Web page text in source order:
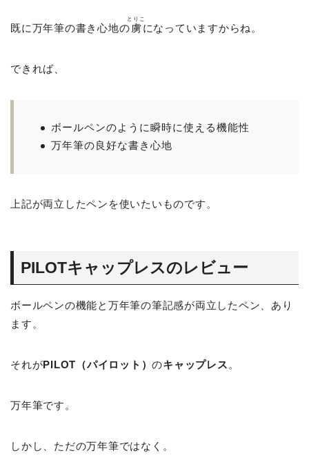
既に万年筆の書き心地の虜
とりこ
になっていますからね。
できれば、
ボールペンのように瞬時に使える機能性
万年筆の良好な書き心地
上記が両立したペンを使いたいものです。
PILOTキャップレスのレビュー
ボールペンの機能と万年筆の筆記感が両立したペン、あり
ます。
それがPILOT（パイロット）のキャップレス 。
万年筆です。
しかし、ただの万年筆ではなく。